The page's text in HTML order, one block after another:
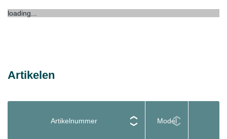
loading...
Artikelen
Artikelnummer Model